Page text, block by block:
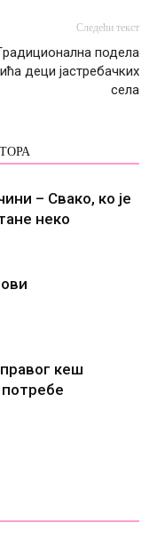
Следећи текст
подела
деци јастребачких
села
– Свако, ко је
некo
кеш
потребе